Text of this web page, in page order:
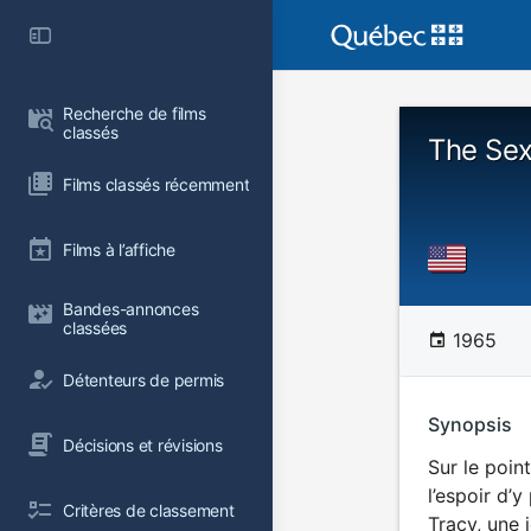
Recherche de films
classés
Films classés récemment
Films à l’affiche
Bandes-annonces
classées
Détenteurs de permis
Décisions et révisions
Critères de classement
The
1965
Synopsis
Sur le
l’espoir
Tracy, une